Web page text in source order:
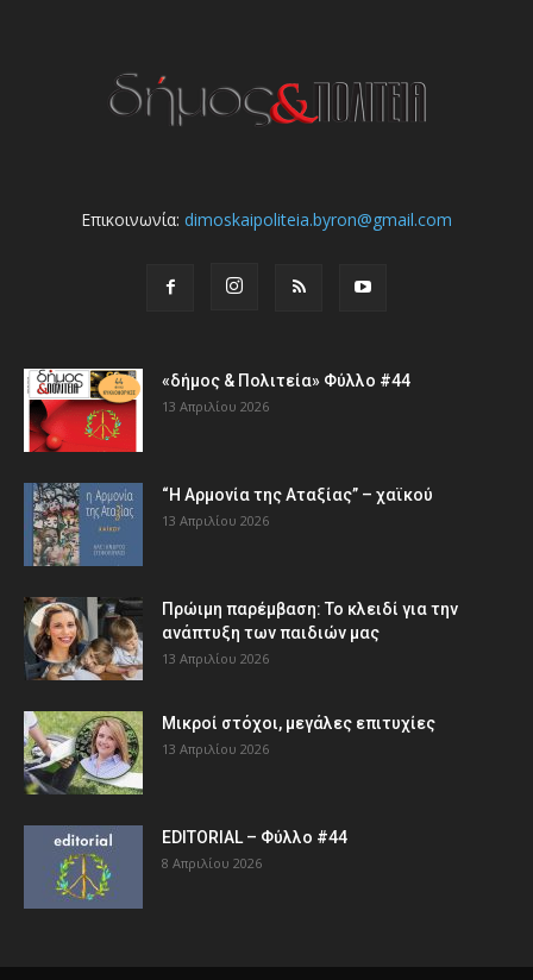
Επικοινωνία: dimoskaipoliteia.byron@gmail.com
«δήμος & Πολιτεία» Φύλλο #44
13 Απριλίου 2026
“Η Αρμονία της Αταξίας” – χαϊκού
13 Απριλίου 2026
Πρώιμη παρέμβαση: Το κλειδί για την
ανάπτυξη των παιδιών µας
13 Απριλίου 2026
Μικροί στόχοι, μεγάλες επιτυχίες
13 Απριλίου 2026
EDITORIAL – Φύλλο #44
8 Απριλίου 2026